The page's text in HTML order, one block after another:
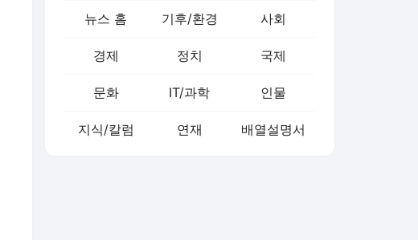
뉴스 홈 기후/환경 사회
경제 정치 국제
문화 IT/과학 인물
지식/칼럼 연재 배열설명서